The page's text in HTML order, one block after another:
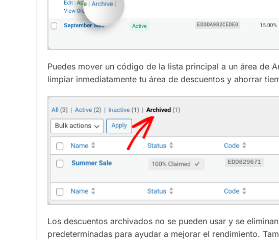
Puedes mover un código de la lista principal a un área de
limpiar inmediatamente tu área de descuentos y ahorrar
Los descuentos archivados no se pueden usar y se
predeterminadas para ayudar a mejorar el rendimiento.